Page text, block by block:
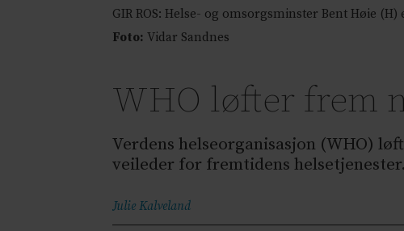
GIR ROS: Helse- og omsorgsminster Bent Høie
Foto: Vidar Sandnes
WHO løfter frem
Verdens helseorganisasjon (WHO)
veileder for fremtidens helsetjenester.
Julie Kalveland